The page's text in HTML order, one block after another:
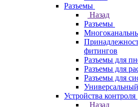
Разъемы
Назад
Разъемы
фитингов
Разъемы для
Разъемы для
Разъемы для
Устройства контроля
Назад